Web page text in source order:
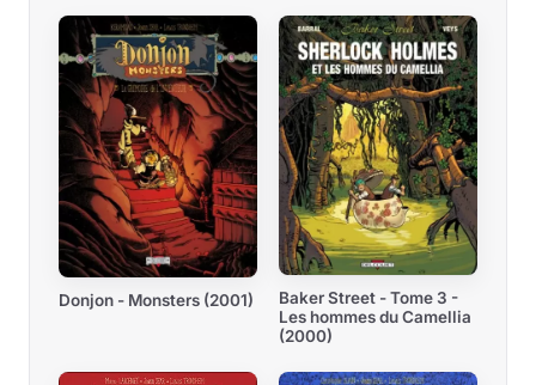
Donjon - Monsters (2001)
Baker Street - Tome 3 -
Les hommes du Camellia
(2000)